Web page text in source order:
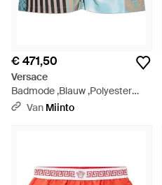
€ 471,50
Versace
Badmode ,Blauw ,Polyester
Geprinte Zwemshorts - Blauw
Van Miinto